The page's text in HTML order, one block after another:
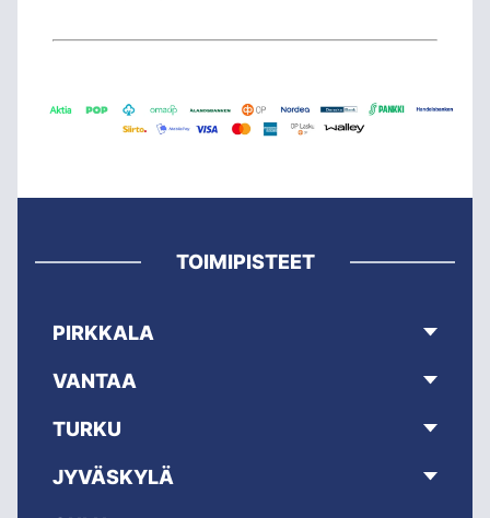
TOIMIPISTEET
PIRKKALA
VANTAA
TURKU
JYVÄSKYLÄ